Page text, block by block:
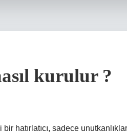
kurulur ?
bir hatırlatıcı, sadece